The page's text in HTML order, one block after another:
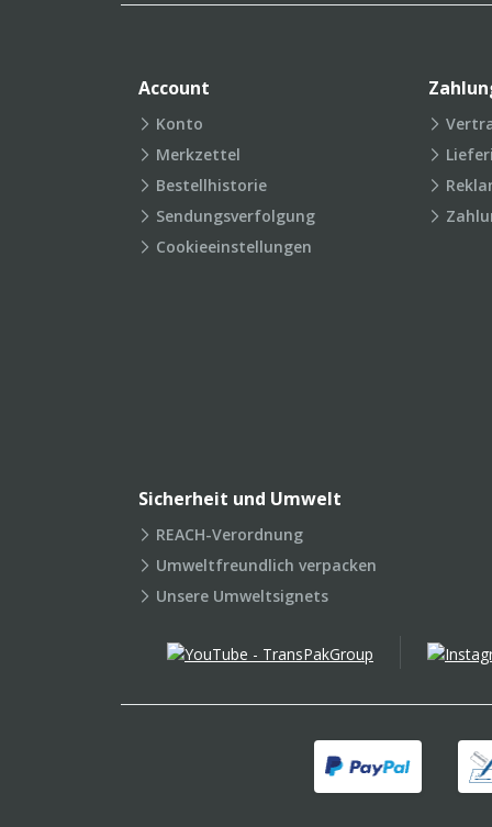
Account
Konto
Merkzettel
Bestellhistorie
Sendungsverfolgung
Cookieeinstellungen
Sicherheit und Umwelt
REACH-Verordnung
Umweltfreundlich verpacken
Unsere Umweltsignets